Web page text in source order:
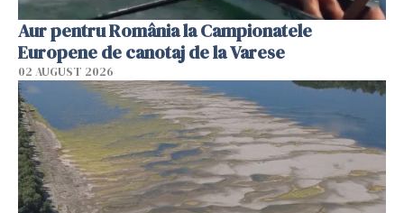
Aur pentru România la Campionatele
Europene de canotaj de la Varese
02 AUGUST 2026